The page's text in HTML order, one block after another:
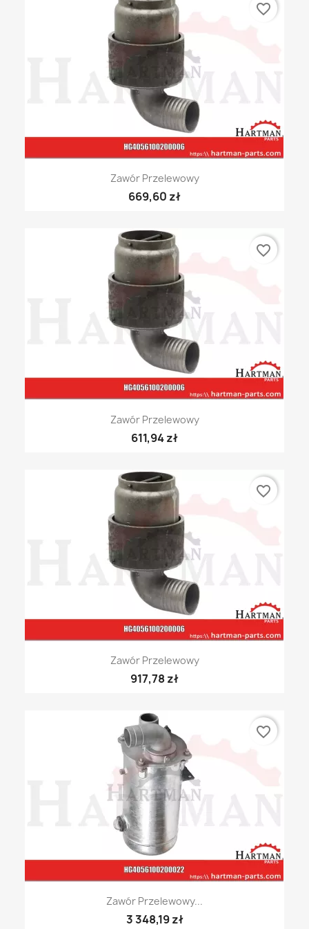
Zawór Przelewowy
669,60 zł
favorite_border
Zawór Przelewowy
611,94 zł
favorite_border
Zawór Przelewowy
917,78 zł
favorite_border
Zawór Przelewowy...
3 348,19 zł
favorite_border